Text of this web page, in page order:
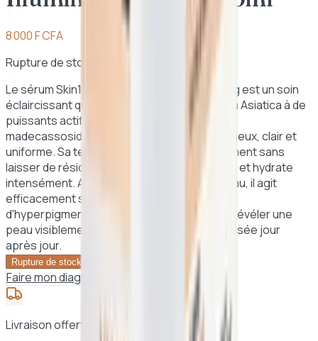
8 000 F CFA
Rupture de stock
Le sérum Skin1004 Centella Tone Brightening est un soin
éclaircissant qui combine l'extrait de Centella Asiatica à de
puissants actifs comme la niacinamide et le
madecassoside pour offrir un teint plus lumineux, clair et
uniforme. Sa texture légère pénètre rapidement sans
laisser de résidu, apaise les peaux sensibles et hydrate
intensément. Adapté à tous les types de peau, il agit
efficacement sur les taches, les zones
d'hyperpigmentation et l'inflammation, pour révéler une
peau visiblement éclatante, hydratée et apaisée jour
après jour.
Rupture de stock
Faire mon diagnostic peau
Livraison offerte dès 25 000 F CFA à Dakar